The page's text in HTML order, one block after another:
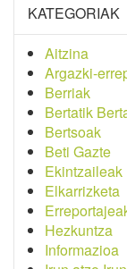
KATEGORIAK
Aitzina
Argazki-
Berriak
Bertatik
Bertsoak
Beti Gazte
Ekintzaileak
Elkarrizketa
Hezkuntza
Informazioa